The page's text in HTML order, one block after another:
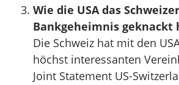
Wie die USA das Schweizer
Bankgeheimnis geknackt
Die Schweiz hat mit den
höchst interessanten
Joint Statement US-